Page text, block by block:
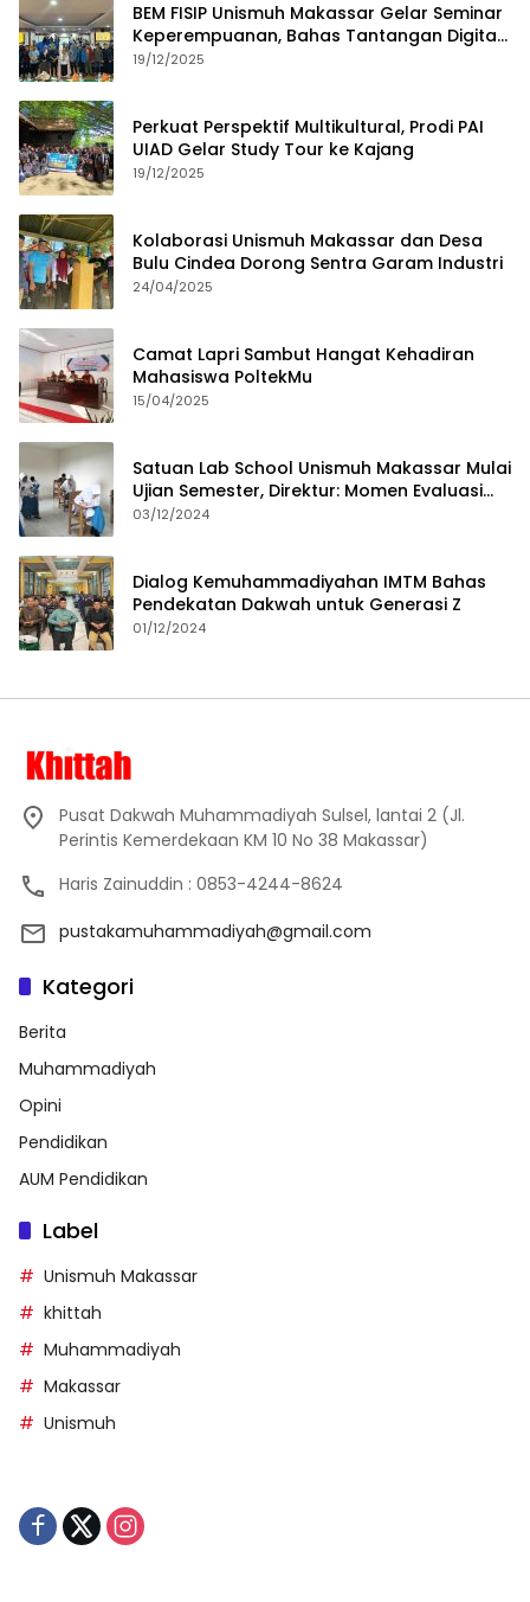
BEM FISIP Unismuh Makassar Gelar Seminar
Keperempuanan, Bahas Tantangan Digital
dan Budaya Lokal
19/12/2025
Perkuat Perspektif Multikultural, Prodi PAI
UIAD Gelar Study Tour ke Kajang
19/12/2025
Kolaborasi Unismuh Makassar dan Desa
Bulu Cindea Dorong Sentra Garam Industri
24/04/2025
Camat Lapri Sambut Hangat Kehadiran
Mahasiswa PoltekMu
15/04/2025
Satuan Lab School Unismuh Makassar Mulai
Ujian Semester, Direktur: Momen Evaluasi
Proses Pembelajaran
03/12/2024
Dialog Kemuhammadiyahan IMTM Bahas
Pendekatan Dakwah untuk Generasi Z
01/12/2024
Pusat Dakwah Muhammadiyah Sulsel, lantai 2 (Jl.
Perintis Kemerdekaan KM 10 No 38 Makassar)
Haris Zainuddin : 0853-4244-8624
pustakamuhammadiyah@gmail.com
Kategori
Berita
Muhammadiyah
Opini
Pendidikan
AUM Pendidikan
Label
Unismuh Makassar
khittah
Muhammadiyah
Makassar
Unismuh